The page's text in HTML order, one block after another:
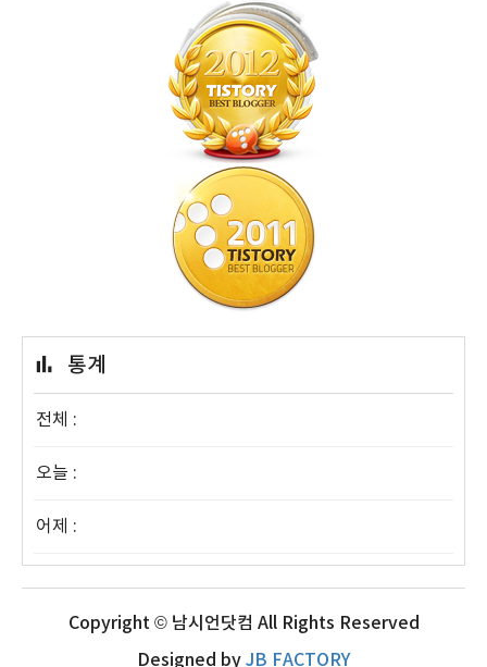
통계
전체 :
오늘 :
어제 :
Copyright © 남시언닷컴 All Rights Reserved
Designed by JB FACTORY